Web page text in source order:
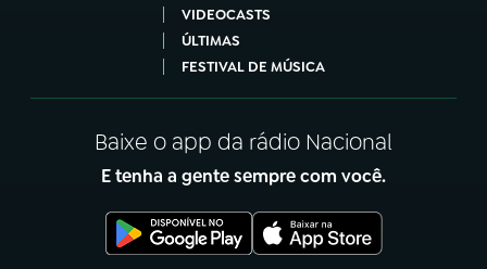
VIDEOCASTS
ÚLTIMAS
FESTIVAL DE MÚSICA
Baixe o app da rádio Nacional
E tenha a gente sempre com você.